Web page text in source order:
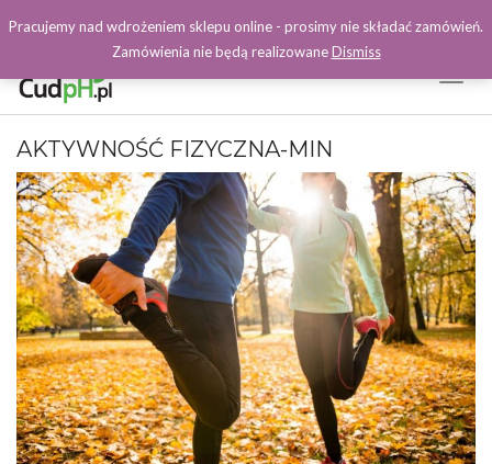
Facebook
AKTYWNOŚĆ FIZYCZNA-MIN
Pracujemy nad wdrożeniem sklepu online - prosimy nie składać zamówień.
Zamówienia nie będą realizowaneDismiss